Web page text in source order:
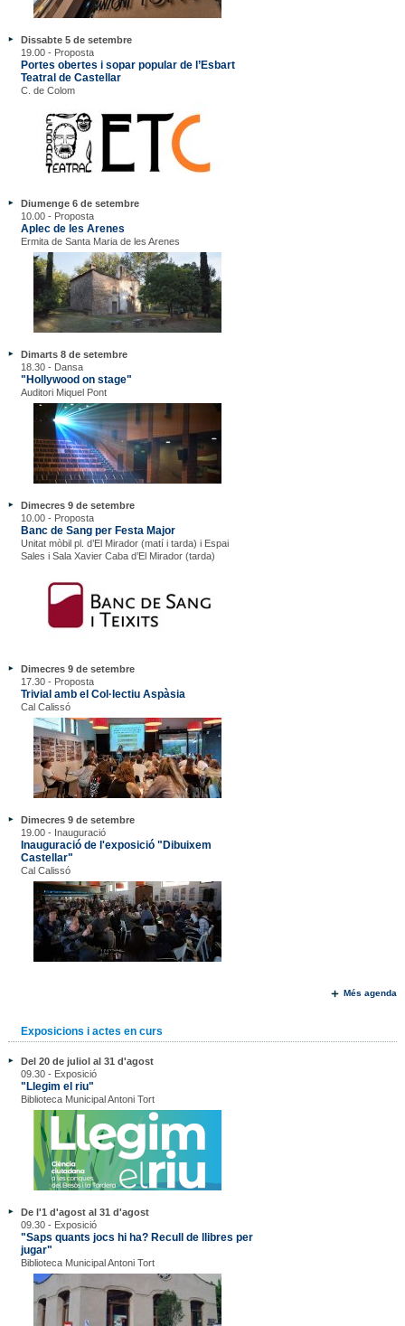
Dissabte 5 de setembre
19.00 - Proposta
Portes obertes i sopar popular de l’Esbart
Teatral de Castellar
C. de Colom
Diumenge 6 de setembre
10.00 - Proposta
Aplec de les Arenes
Ermita de Santa Maria de les Arenes
Dimarts 8 de setembre
18.30 - Dansa
"Hollywood on stage"
Auditori Miquel Pont
Dimecres 9 de setembre
10.00 - Proposta
Banc de Sang per Festa Major
Unitat mòbil pl. d’El Mirador (matí i tarda) i Espai
Sales i Sala Xavier Caba d’El Mirador (tarda)
Dimecres 9 de setembre
17.30 - Proposta
Trivial amb el Col·lectiu Aspàsia
Cal Calissó
Dimecres 9 de setembre
19.00 - Inauguració
Inauguració de l'exposició "Dibuixem
Castellar"
Cal Calissó
Més agenda
Exposicions i actes en curs
Del 20 de juliol al 31 d'agost
09.30 - Exposició
"Llegim el riu"
Biblioteca Municipal Antoni Tort
De l'1 d'agost al 31 d'agost
09.30 - Exposició
"Saps quants jocs hi ha? Recull de llibres per
jugar"
Biblioteca Municipal Antoni Tort